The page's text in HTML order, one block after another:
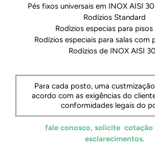
Pés fixos universais em INOX AISI
Rodízios Standard
Rodìzios especias para
Rodízios especiais para salas com
Rodízios de INOX AISI
Para cada posto, uma
acordo com as exigências do
conformidades legais do
fale conosco, solicite cotação
esclarecimentos.